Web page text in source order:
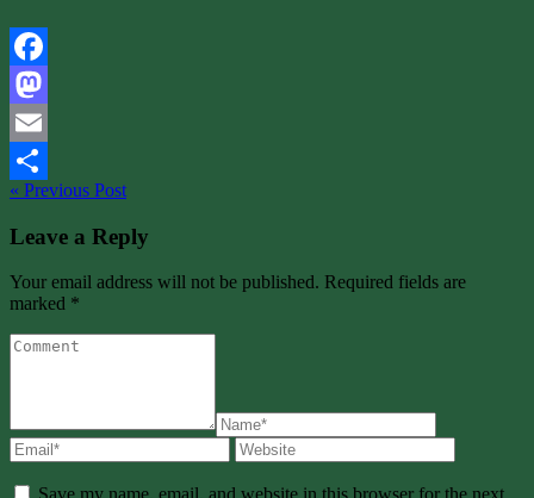
Facebook
Mastodon
Email
Share
« Previous Post
Leave a Reply
Your email address will not be published. Required fields are
marked *